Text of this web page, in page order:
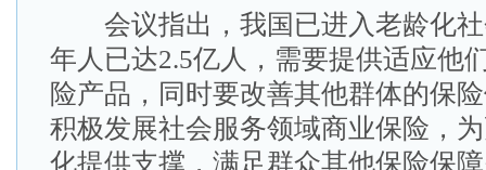
会议指出，我国已进入老龄化社
年人已达2.5亿人，需要提供适应他
险产品，同时要改善其他群体的保
积极发展社会服务领域商业保险，
化提供支撑，满足群众其他保险保